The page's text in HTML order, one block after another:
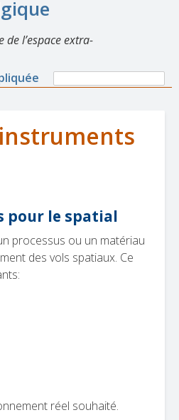
l’espace extra-
Search
Search
pour le spatial
processus ou un matériau
des vols spatiaux. Ce
réel souhaité.